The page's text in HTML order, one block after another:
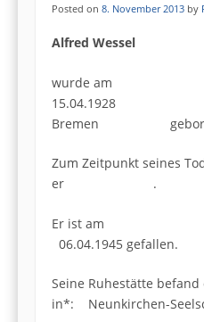
Posted on 8. November 2013 by
Alfred Wessel
Bremen
Zum Zeitpunkt seines
er .
Er
06.04.1945 gefallen.
Seine Ruhestätte
in*: Neunkirchen-